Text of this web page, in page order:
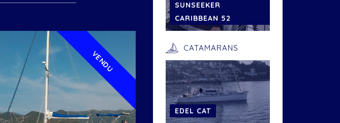
VENDU
SUNSEEKER
CARIBBEAN 52
CATAMARANS
EDEL CAT